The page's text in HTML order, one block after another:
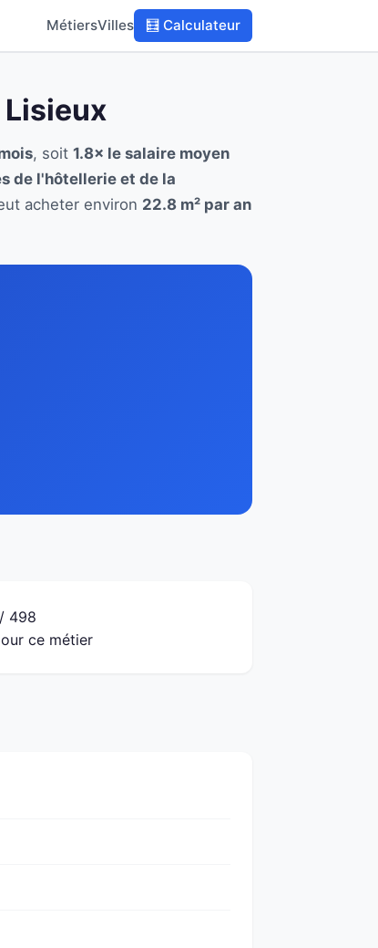
MétiersVilles 🧮 Calculateur
, soit 1.8× le salaire moyen
de l'hôtellerie et de la
acheter environ 22.8 m² par an
/ 498
ce métier